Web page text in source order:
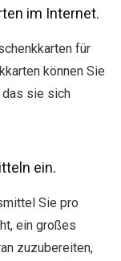
im Internet.
für
können Sie
das sie sich
ein.
Sie pro
ein großes
zuzubereiten,